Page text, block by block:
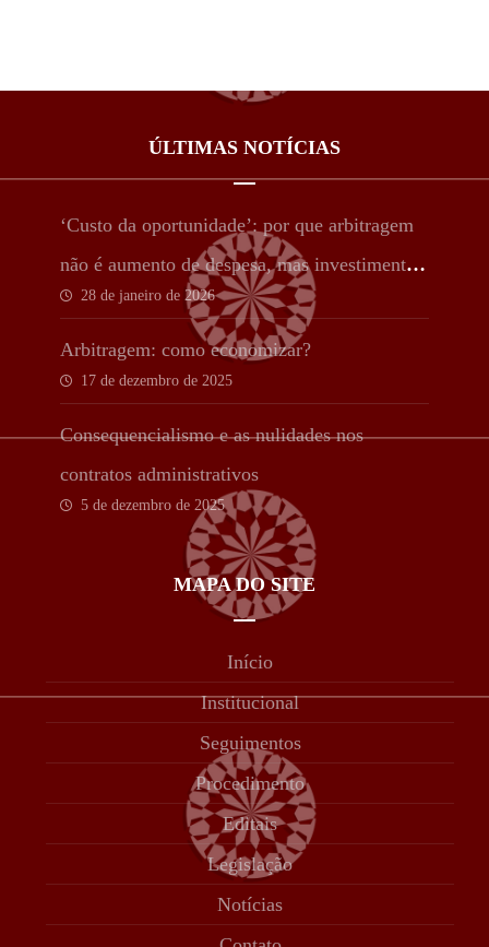
ÚLTIMAS NOTÍCIAS
‘Custo da oportunidade’: por que arbitragem
não é aumento de despesa, mas investimento
estratégico
28 de janeiro de 2026
Arbitragem: como economizar?
17 de dezembro de 2025
Consequencialismo e as nulidades nos
contratos administrativos
5 de dezembro de 2025
MAPA DO SITE
Início
Institucional
Seguimentos
Procedimento
Editais
Legislação
Notícias